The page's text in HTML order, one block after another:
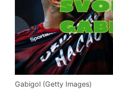
Gabigol (Getty Images)